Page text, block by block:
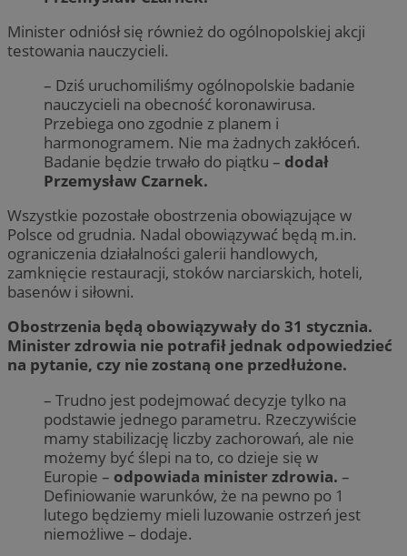
Minister odniósł się również do ogólnopolskiej akcji
testowania nauczycieli.
– Dziś uruchomiliśmy ogólnopolskie badanie
nauczycieli na obecność koronawirusa.
Przebiega ono zgodnie z planem i
harmonogramem. Nie ma żadnych zakłóceń.
Badanie będzie trwało do piątku – dodał
Przemysław Czarnek.
Wszystkie pozostałe obostrzenia obowiązujące w
Polsce od grudnia. Nadal obowiązywać będą m.in.
ograniczenia działalności galerii handlowych,
zamknięcie restauracji, stoków narciarskich, hoteli,
basenów i siłowni.
Obostrzenia będą obowiązywały do 31 stycznia.
Minister zdrowia nie potrafił jednak odpowiedzieć
na pytanie, czy nie zostaną one przedłużone.
– Trudno jest podejmować decyzje tylko na
podstawie jednego parametru. Rzeczywiście
mamy stabilizację liczby zachorowań, ale nie
możemy być ślepi na to, co dzieje się w
Europie – odpowiada minister zdrowia. –
Definiowanie warunków, że na pewno po 1
lutego będziemy mieli luzowanie ostrzeń jest
niemożliwe – dodaje.